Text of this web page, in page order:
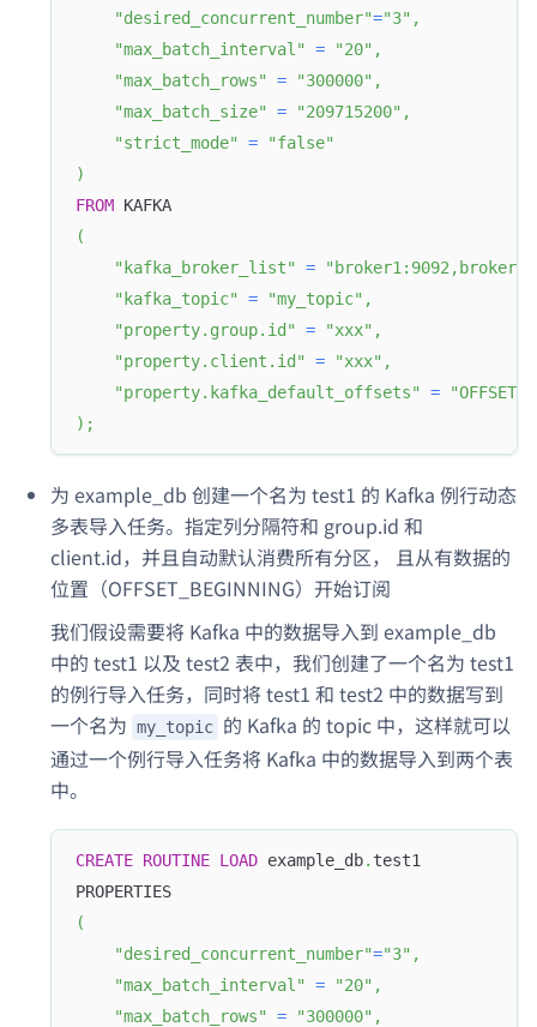
"desired_concurrent_number"="3" ,
"max_batch_interval"
= "20" ,
"max_batch_rows"
= "300000" ,
"max_batch_size"
= "209715200" ,
"strict_mode"
=
"false"
)
FROM KAFKA
(
"kafka_broker_list"
=
"kafka_topic"
= "my_topic" ,
"property.group.id"
= "xxx" ,
"property.client.id"
= "xxx" ,
"property.kafka_default_offsets"
=
) ;
为 example_db 创建一个名为 test1 的 Kafka 例行动态
多表导入任务。指定列分隔符和 group.id 和
client.id，并且自动默认消费所有分区， 且从有数据的
位置（OFFSET_BEGINNING）开始订阅
我们假设需要将 Kafka 中的数据导入到 example_db
中的 test1 以及 test2 表中，我们创建了一个名为 test1
的例行导入任务，同时将 test1 和 test2 中的数据写到
一个名为 my_topic 的 Kafka 的 topic 中，这样就可以
通过一个例行导入任务将 Kafka 中的数据导入到两个表
中。
CREATE ROUTINE LOAD example_db. test1
PROPERTIES
(
"desired_concurrent_number"="3" ,
"max_batch_interval"
= "20" ,
"max_batch_rows"
= "300000" ,